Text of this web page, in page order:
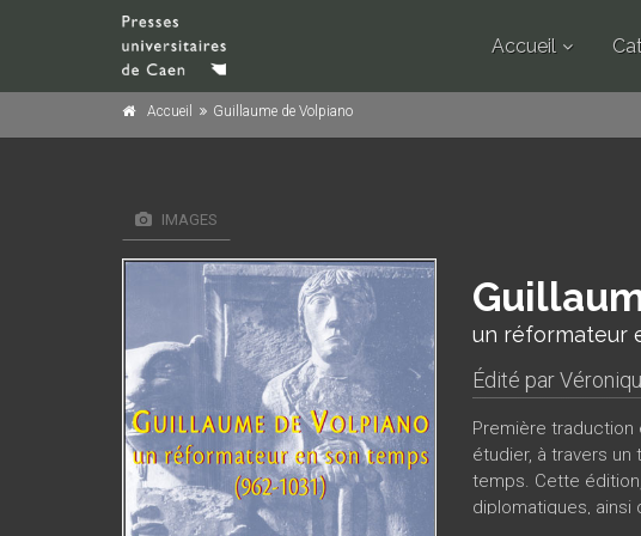
Accueil
Accueil Guillaume de Volpiano
IMAGES
un réformateur
Édité par
Première traduction
étudier, à travers
temps. Cette
diplomatiques, ainsi